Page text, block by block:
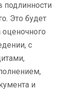
подлинности
Это будет
с
и